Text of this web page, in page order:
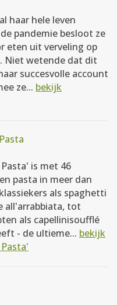
haar hele leven
pandemie besloot ze
eten uit verveling op
Niet wetende dat dit
succesvolle account
ze... bekijk
is met 46
pasta in meer dan
als spaghetti
all'arrabbiata, tot
als capellinisoufflé
- de ultieme... bekijk